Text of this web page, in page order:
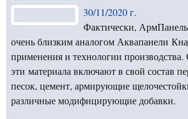
30/11/2020 г.
Фактически, АрмПанель
очень близким аналогом Аквапанели
применения и технологии производства.
эти материала включают в свой состав
песок, цемент, армирующие
различные модифицирующие добавки.